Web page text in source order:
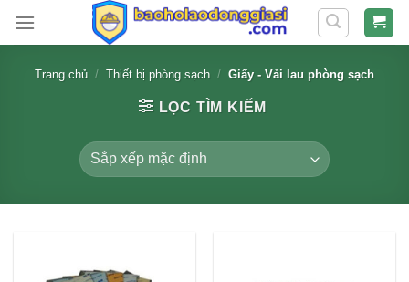
Trang chủ / Thiết bị phòng sạch / Giấy - Vải lau phòng sạch
LỌC TÌM KIẾM